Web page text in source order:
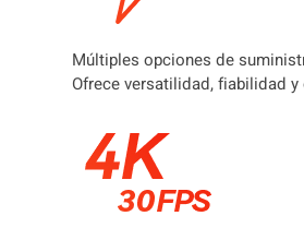
Múltiples opciones de
Ofrece versatilidad, fiabilidad